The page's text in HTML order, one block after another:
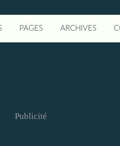
PAGES ARCHIVES
Publicité